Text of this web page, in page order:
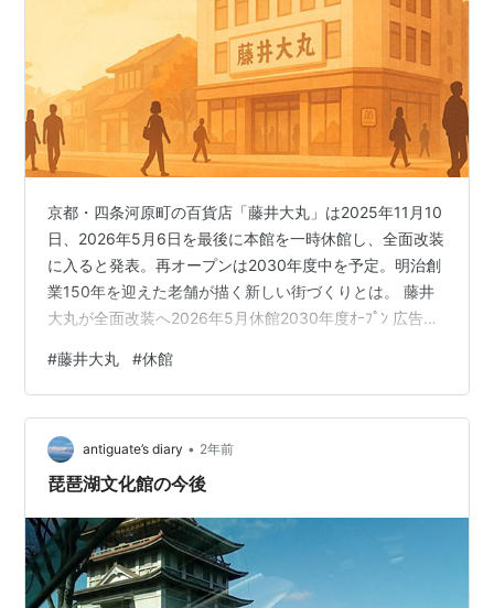
京都・四条河原町の百貨店「藤井大丸」は2025年11月10
日、2026年5月6日を最後に本館を一時休館し、全面改装
に入ると発表。再オープンは2030年度中を予定。明治創
業150年を迎えた老舗が描く新しい街づくりとは。 藤井
大丸が全面改装へ2026年5月休館2030年度ｵｰﾌﾟﾝ 広告の
街並みが新しい時代へと動き出す。百貨店の藤井大丸
（京都市下京区）は、2026年5月6日の営業をもって本館
を一時休館し、建物の全面改装に入る。再オープンは
2030年度中を目指しており、約60年続いた現在の建物が
生まれ変わる節目となる。老舗百貨店が描く新たな街づ
#藤井大丸 #休館
antiguate’s diary • 2年前
琵琶湖文化館の今後